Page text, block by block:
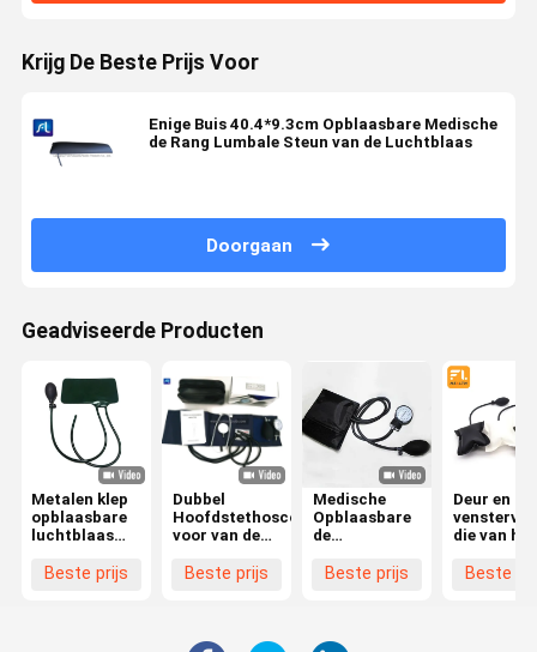
Krijg De Beste Prijs Voor
Enige Buis 40.4*9.3cm Opblaasbare Medische
de Rang Lumbale Steun van de Luchtblaas
Doorgaan
Geadviseerde Producten
Metalen klep
opblaasbare
luchtblaas
nauwkeurige
Beste prijs
Dubbel
Hoofdstethoscoopkostuum
voor van de
Luchtblaas
Dubbele
Beste prijs
Medische
Opblaasbare
de
van
Waarde
Beste prijs
Deur en
die van het
openen
Beste